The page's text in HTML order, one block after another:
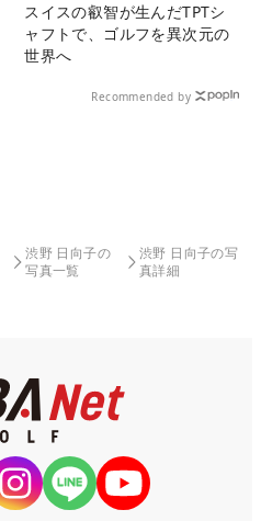
スイスの叡智が生んだTPTシ
ャフトで、ゴルフを異次元の
世界へ
Recommended by
渋野 日向子の
写真一覧
渋野 日向子の写
真詳細